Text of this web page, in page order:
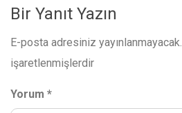
Bir Yanıt Yazın
E-posta adresiniz yayınlanmayacak.
işaretlenmişlerdir
Yorum *